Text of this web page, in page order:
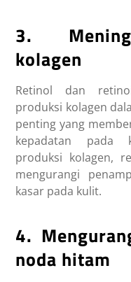
3.
kolagen
Retinol dan
produksi kolagen
penting yang
kepadatan pada
produksi kolagen,
mengurangi
kasar pada kulit.
4.
noda hitam